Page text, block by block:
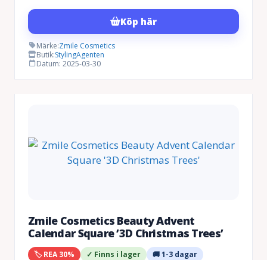
ursprungliga
priset
nuvarande
Köp här
Märke:Zmile Cosmetics
Butik:StylingAgenten
Datum: 2025-03-30
Zmile Cosmetics Beauty Advent
Calendar Square ’3D Christmas Trees’
🏷️ REA 30% ✓ Finns i lager
🚚 1-3 dagar